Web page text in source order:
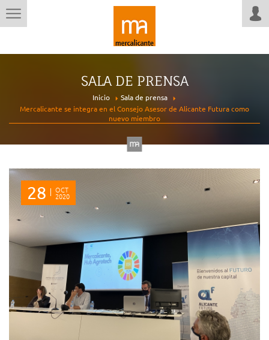
SALA DE PRENSA
Inicio
Sala de prensa
Mercalicante se integra en el Consejo Asesor de Alicante Futura como
nuevo miembro
28 OCT
2020